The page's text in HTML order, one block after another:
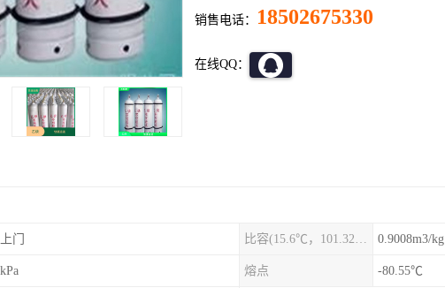
销售电话： 18502675330
在线QQ：
门 比容(15.6℃，101.325kPa) 0.9008m3/kg
熔点 -80.55℃